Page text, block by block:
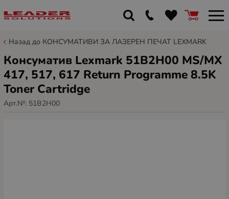
Назад до КОНСУМАТИВИ ЗА ЛАЗЕРЕН ПЕЧАТ LEXMARK
Консуматив Lexmark 51B2H00 MS/MX
417, 517, 617 Return Programme 8.5K
Toner Cartridge
Арт.№: 51B2H00